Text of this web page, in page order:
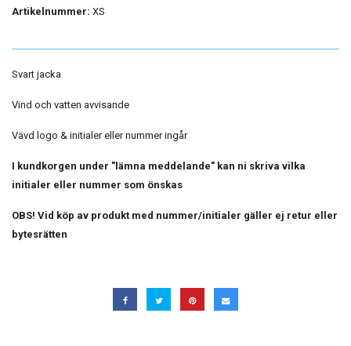
Artikelnummer: XS
Svart jacka
Vind och vatten avvisande
Vävd logo & initialer eller nummer ingår
I kundkorgen under "lämna meddelande" kan ni skriva vilka
initialer eller nummer som önskas
OBS! Vid köp av produkt med nummer/initialer gäller ej retur eller
bytesrätten